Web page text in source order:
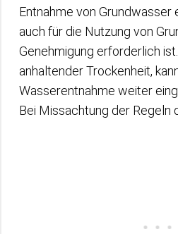
Entnahme von Grundwasser
auch für die Nutzung von
Genehmigung erforderlich
anhaltender Trockenheit,
Wasserentnahme weiter
Bei Missachtung der Regeln